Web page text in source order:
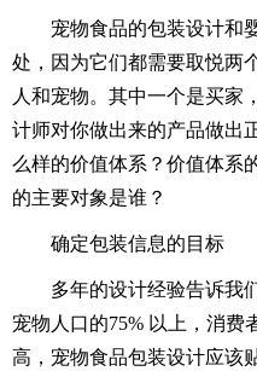
宠物食品的包装设计和
处，因为它们都需要取悦
人和宠物。其中一个是买家
计师对你做出来的产品做出
么样的价值体系？价值体系
的主要对象是谁？
确定包装信息的目标
多年的设计经验告诉我
宠物人口的75% 以上，消费
高，宠物食品包装设计应该